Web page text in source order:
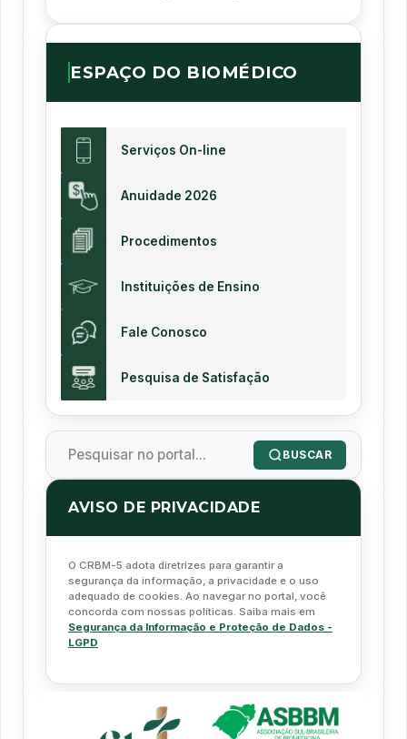
ESPAÇO DO BIOMÉDICO
Serviços On-line
Anuidade 2026
Procedimentos
Instituições de Ensino
Fale Conosco
Pesquisa de Satisfação
BUSCAR
AVISO DE PRIVACIDADE
O CRBM-5 adota diretrizes para garantir a
segurança da informação, a privacidade e o uso
adequado de cookies. Ao navegar no portal, você
concorda com nossas políticas. Saiba mais em
Segurança da Informação e Proteção de Dados -
LGPD